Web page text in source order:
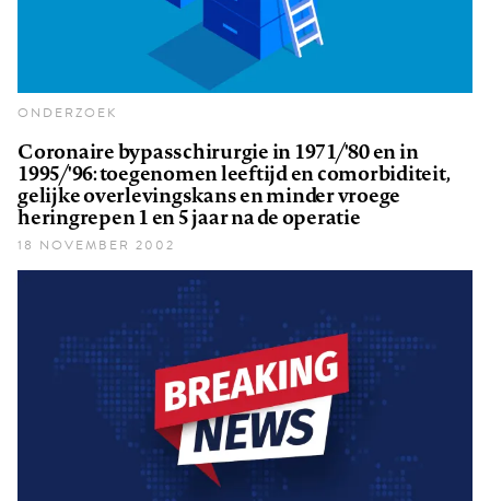
ONDERZOEK
Coronaire bypasschirurgie in 1971/'80 en in
1995/'96: toegenomen leeftijd en comorbiditeit,
gelijke overlevingskans en minder vroege
heringrepen 1 en 5 jaar na de operatie
18 NOVEMBER 2002